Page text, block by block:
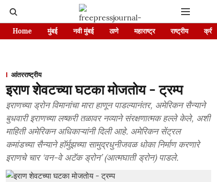
Home मुंबई नवी मुंबई ठाणे महाराष्ट्र राष्ट्रीय
आंतरराष्ट्रीय
इराण शेवटच्या घटका मोजतोय - ट्रम्प
इराणच्या ड्रोन विमानांचा मारा हाणून पाडल्यानंतर, अमेरिकन सैन्याने
बुधवारी इराणच्या लष्करी तळावर नव्याने संरक्षणात्मक हल्ले केले, अशी
माहिती अमेरिकन अधिकाऱ्यांनी दिली आहे. अमेरिकन सेंट्रल
कमांडच्या सैन्याने हॉर्मुझच्या सामुद्रधुनीजवळ धोका निर्माण करणारे
इराणचे चार ‘वन-वे अटॅक ड्रोन’ (आत्मघाती ड्रोन) पाडले.